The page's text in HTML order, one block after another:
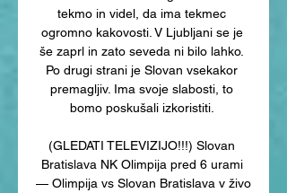
tekmo in videl, da ima tekmec
ogromno kakovosti. V Ljubljani se je
še zaprl in zato seveda ni bilo lahko.
Po drugi strani je Slovan vsekakor
premagljiv. Ima svoje slabosti, to
bomo poskušali izkoristiti.
(GLEDATI TELEVIZIJO!!!) Slovan
Bratislava NK Olimpija pred 6 urami
— Olimpija vs Slovan Bratislava v živo